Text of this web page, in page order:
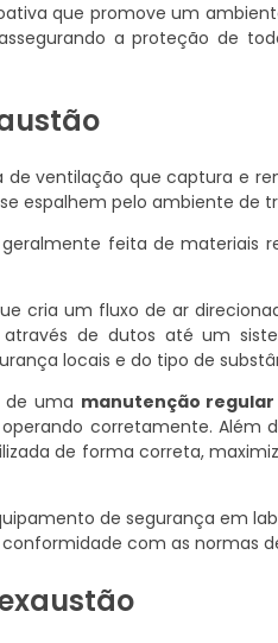
que promove um
a proteção de
ventilação que captura e
espalhem pelo ambiente de
feita de materiais
cria um fluxo de ar
de dutos até um
locais e do tipo de
de uma manutenção regular
corretamente. Além
de forma correta,
de segurança em
com as normas